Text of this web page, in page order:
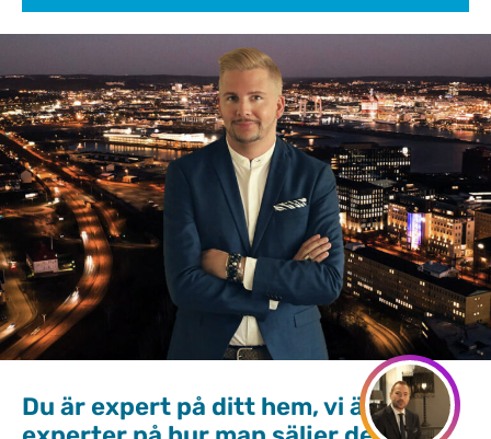
Du är expert på ditt hem, vi är